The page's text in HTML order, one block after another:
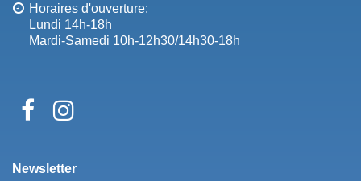
Horaires d'ouverture:
Lundi 14h-18h
Mardi-Samedi 10h-12h30/14h30-18h
Newsletter